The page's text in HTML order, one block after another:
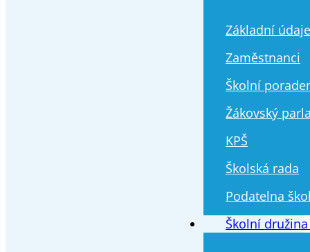
Základní údaje
Zaměstnanci
Školní
Žákovský
KPŠ
Školská rada
Podatelna
Školní